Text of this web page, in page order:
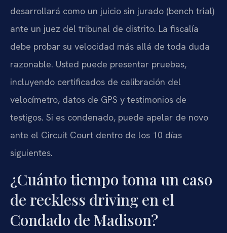
desarrollará como un juicio sin jurado (bench trial)
ante un juez del tribunal de distrito. La fiscalía
debe probar su velocidad más allá de toda duda
razonable. Usted puede presentar pruebas,
incluyendo certificados de calibración del
velocímetro, datos de GPS y testimonios de
testigos. Si es condenado, puede apelar de novo
ante el Circuit Court dentro de los 10 días
siguientes.
¿Cuánto tiempo toma un caso
de reckless driving en el
Condado de Madison?